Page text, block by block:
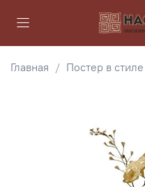
Главная Постер в